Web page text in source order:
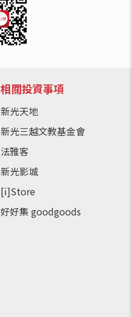
相關投資事項
新光天地
新光三越文教基金會
法雅客
新光影城
[i]Store
好好集 goodgoods